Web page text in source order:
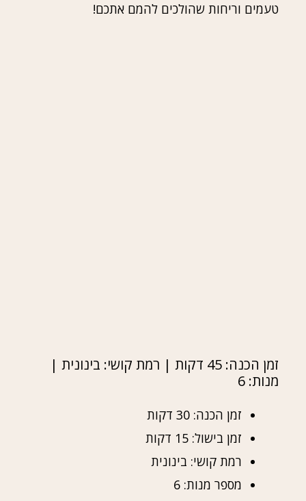
טעמים וריחות שהולכים להמם אתכם!
זמן הכנה: 45 דקות | רמת קושי: בינונית |
מנות: 6
זמן הכנה: 30 דקות
זמן בישול: 15 דקות
רמת קושי: בינונית
מספר מנות: 6